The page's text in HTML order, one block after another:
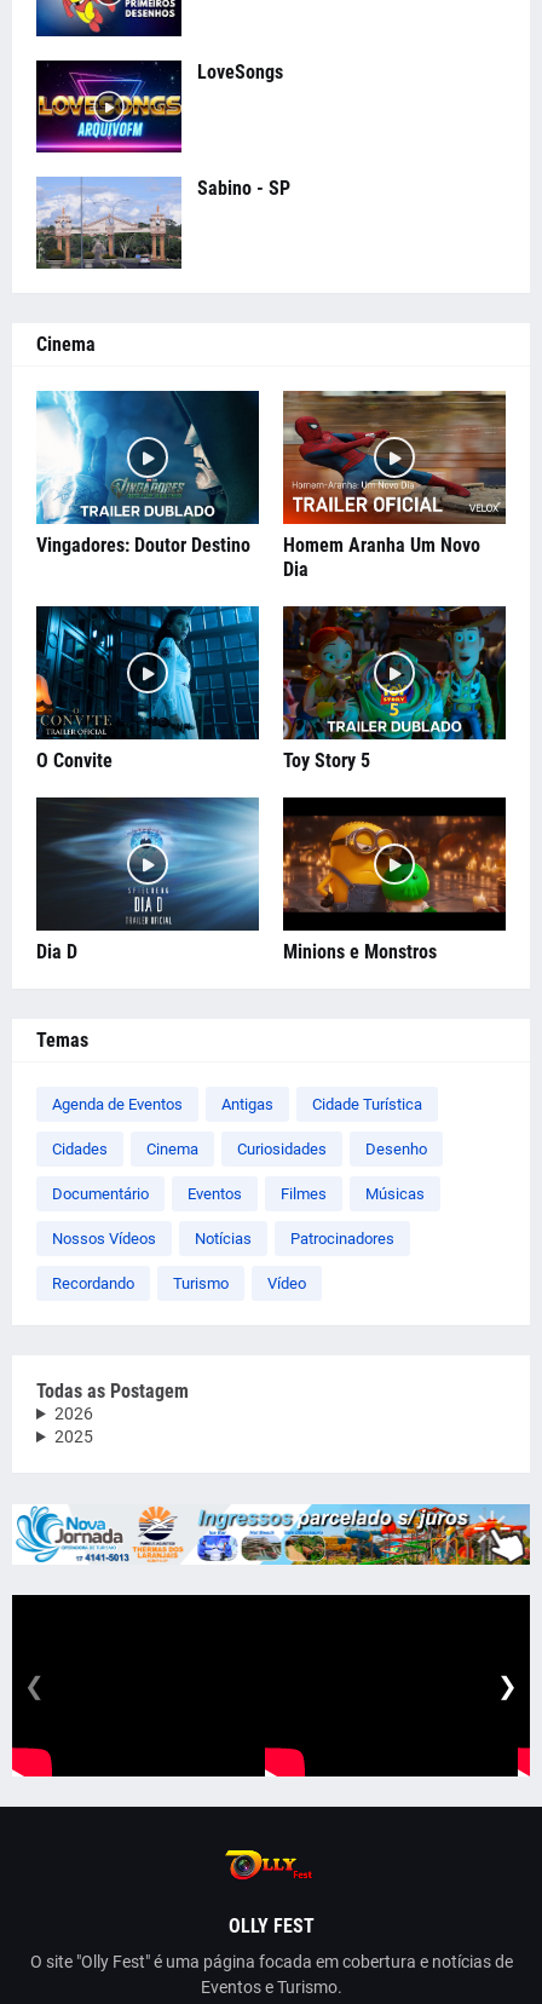
LoveSongs
Sabino - SP
Cinema
Vingadores: Doutor Destino
Homem Aranha Um Novo
Dia
O Convite Toy Story 5
Dia D Minions e Monstros
Temas
Agenda de Eventos Antigas Cidade Turística
Cidades Cinema Curiosidades Desenho
Documentário Eventos Filmes Músicas
Nossos Vídeos Notícias Patrocinadores
Recordando Turismo Vídeo
Todas as Postagem
2026
2025
❮ ❯
OLLY FEST
O site "Olly Fest" é uma página focada em cobertura e notícias de
Eventos e Turismo.